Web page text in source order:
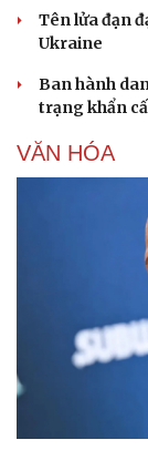
Dinh dưỡng -
Cây thuốc
Sản phụ khoa
Nam khoa
Tên lửa đạn
Ukraine
Ban hành
trạng khẩn
VĂN HÓA